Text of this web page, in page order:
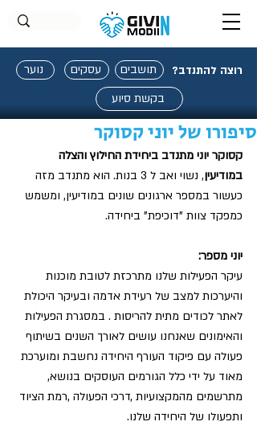
נוער עסקים תושבים רוצה להתנדב?
בקשת סיוע
סיפורו של יוני קסוקר
קסוקר יוני מתנדב ביחידת החילוץ והצלה
במודיעין
, נשוי ואב ל 3 בנות. הוא מתנדב מזה
כעשור במספר ארגונים שונים במודיעין, ומשמש
כמפקד צוות "דוכיפת" ביחידה.
יוני מספר:
עיקר הפעילות שלנו מתרכזת לטובת מוכנות
והיערכות למצב של רעידת אדמה ובעיקר היכולת
לאתר לכודים מתית להריסות . במסגרת הפעילות
והאימונים שאנחנו עושים לאורך השנים בשיתוף
פעולה עם פיקוד העורף היחידה נחשבת ומוערכת
מאוד על ידי כלל הגורמים העוסקים בנושא,
מתרשמים מהמקצועיות ,דרכי הפעולה ,רמת הציוד
ותפעולו של היחידה שלנו.